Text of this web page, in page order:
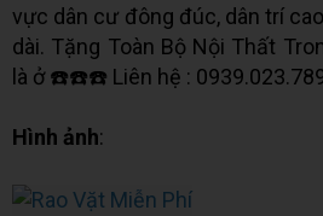
vực dân cư đông đúc, dân trí
dài. Tặng Toàn Bộ Nội Thất
là ở ☎️☎️☎️ Liên hệ :
Hình ảnh: